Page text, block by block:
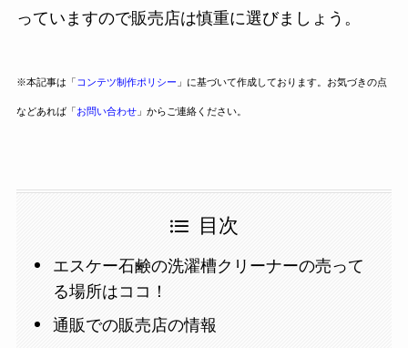
っていますので販売店は慎重に選びましょう。
※本記事は「 コンテツ制作ポリシー 」に基づいて作成しております。お気づきの点
などあれば「お問い合わせ」からご連絡ください。
目次
エスケー石鹸の洗濯槽クリーナーの売って
る場所はココ！
通販での販売店の情報